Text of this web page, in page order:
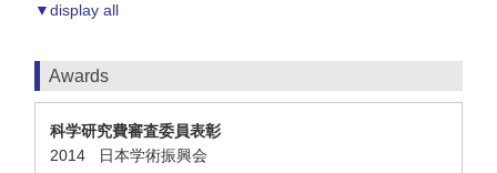
▼display all
Awards
科学研究費審査委員表彰
2014 日本学術振興会